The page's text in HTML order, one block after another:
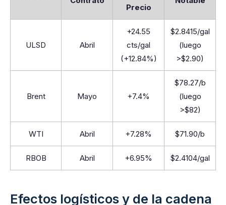
Precio
ULSD Abril
+24.55
cts/gal
(+12.84%)
$2.8415/gal
(luego
>$2.90)
Brent Mayo +7.4%
$78.27/b
(luego
>$82)
WTI Abril +7.28% $71.90/b
RBOB Abril +6.95% $2.4104/gal
Efectos logísticos y de la cadena